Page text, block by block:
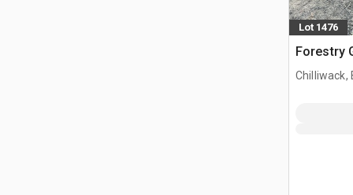
Lot 1476
Forestry
Chilliwack,